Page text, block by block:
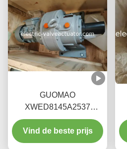
GUOMAO
XWED8145A2537
Snelheidsreductiemiddel
- Cycloïdale
penwielaandrijving
Vind de beste prijs